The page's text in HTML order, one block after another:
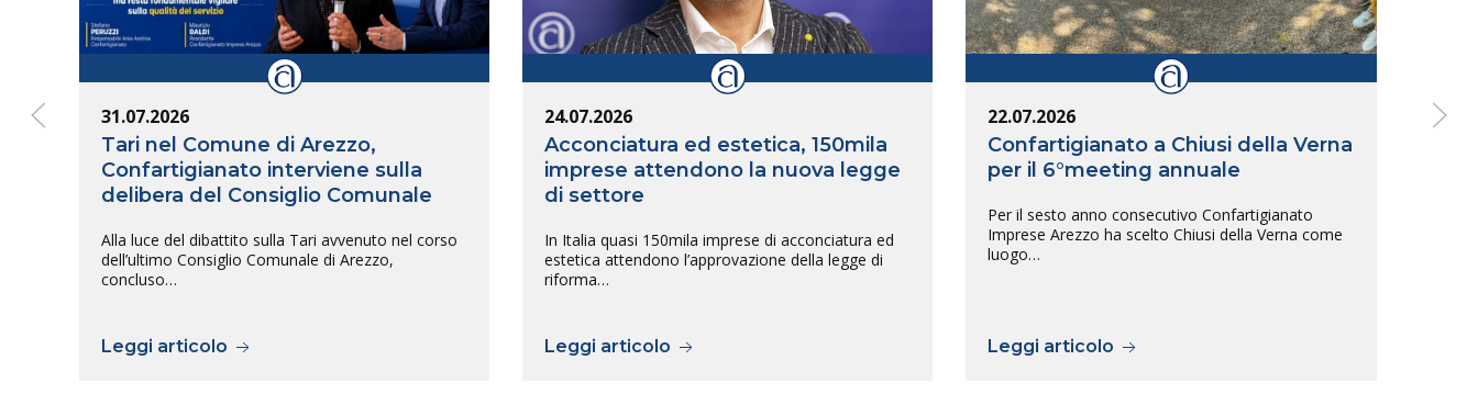
31.07.2026
Tari nel Comune di Arezzo,
Confartigianato interviene sulla
delibera del Consiglio Comunale
Alla luce del dibattito sulla Tari avvenuto nel corso
dell’ultimo Consiglio Comunale di Arezzo,
concluso…
Leggi articolo
24.07.2026
Acconciatura ed estetica, 150mila
imprese attendono la nuova legge
di settore
In Italia quasi 150mila imprese di acconciatura ed
estetica attendono l’approvazione della legge di
riforma…
Leggi articolo
22.07.2026
Confartigianato a Chiusi della Verna
per il 6°meeting annuale
Per il sesto anno consecutivo Confartigianato
Imprese Arezzo ha scelto Chiusi della Verna come
luogo…
Leggi articolo